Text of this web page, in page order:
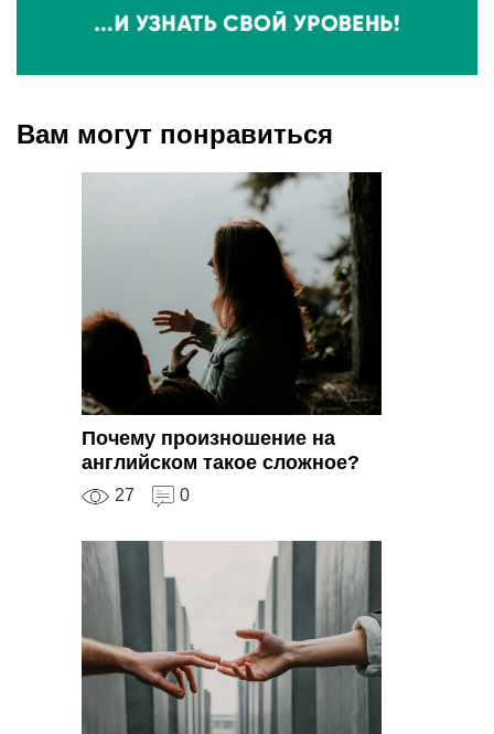
Вам могут понравиться
Почему произношение на
английском такое сложное?
27 0